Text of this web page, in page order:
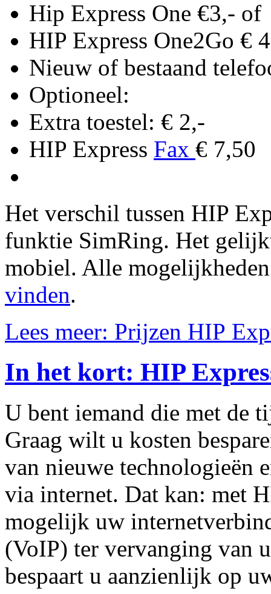
Hip Express One €3,- of
HIP Express One2Go €
Nieuw of bestaand
Optioneel:
Extra toestel: € 2,-
HIP Express Fax € 7,50
Het verschil tussen HIP
funktie SimRing. Het
mobiel. Alle
vinden.
Lees meer: Prijzen HIP
In het kort: HIP
U bent iemand die met de
Graag wilt u kosten
van nieuwe technologieën
via internet. Dat kan: met
mogelijk uw
(VoIP) ter vervanging van
bespaart u aanzienlijk op